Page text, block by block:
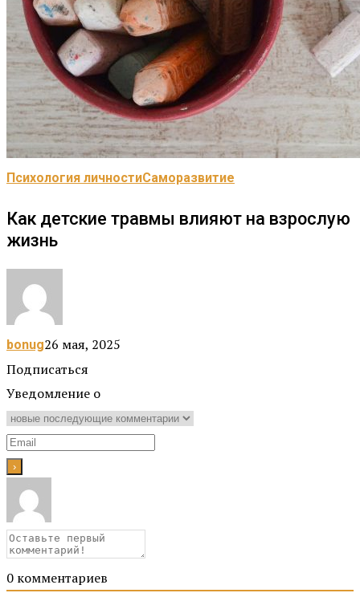
Психология личностиСаморазвитие
Как детские травмы влияют на взрослую
жизнь
bonug26 мая, 2025
Подписаться
Уведомление о
0 комментариев